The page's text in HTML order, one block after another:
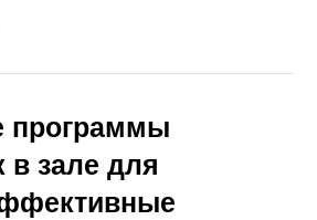
программы
в зале для